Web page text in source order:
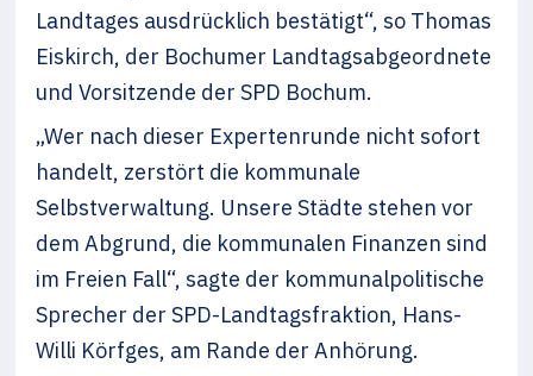
Landtages ausdrücklich bestätigt“, so Thomas
Eiskirch, der Bochumer Landtagsabgeordnete
und Vorsitzende der SPD Bochum.
„Wer nach dieser Expertenrunde nicht sofort
handelt, zerstört die kommunale
Selbstverwaltung. Unsere Städte stehen vor
dem Abgrund, die kommunalen Finanzen sind
im Freien Fall“, sagte der kommunalpolitische
Sprecher der SPD-Landtagsfraktion, Hans-
Willi Körfges, am Rande der Anhörung.